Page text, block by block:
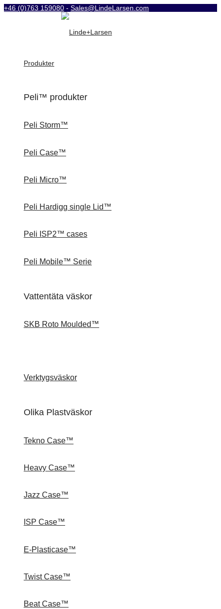
+46 (0)763 159080 - Sales@LindeLarsen.com
Produkter
Peli™ produkter
Peli Storm™
Peli Case™
Peli Micro™
Peli Hardigg single Lid™
Peli ISP2™ cases
Peli Mobile™ Serie
Vattentäta väskor
SKB Roto Moulded™
Verktygsväskor
Olika Plastväskor
Tekno Case™
Heavy Case™
Jazz Case™
ISP Case™
E-Plasticase™
Twist Case™
Beat Case™